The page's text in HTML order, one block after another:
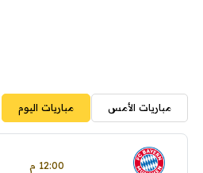
مباريات الأمس مباريات اليوم
12:00 م